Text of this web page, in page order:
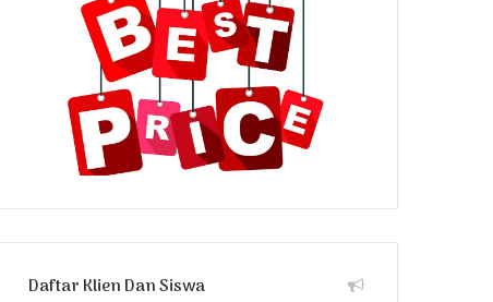
Daftar Klien Dan Siswa